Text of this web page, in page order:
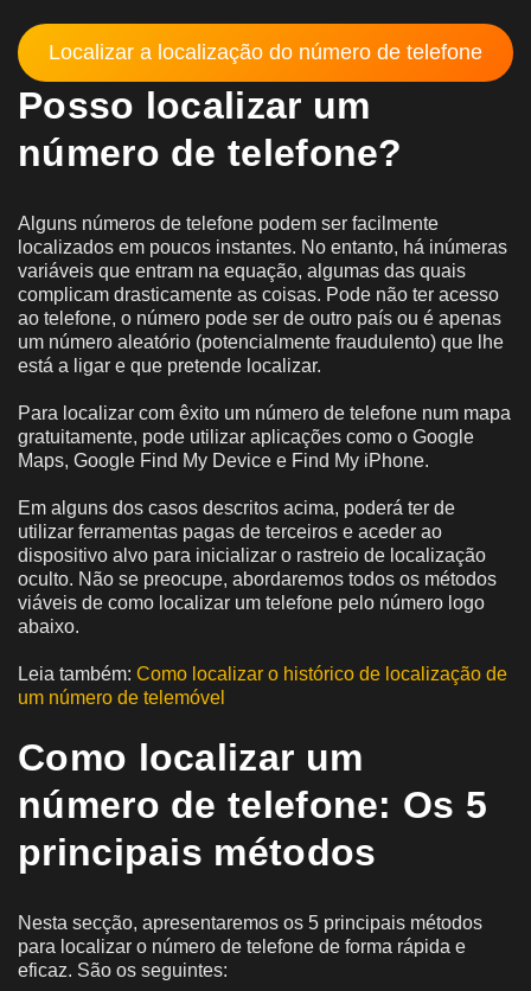
Localizar a localização do número de telefone
Posso localizar um
número de telefone?
Alguns números de telefone podem ser facilmente
localizados em poucos instantes. No entanto, há inúmeras
variáveis que entram na equação, algumas das quais
complicam drasticamente as coisas. Pode não ter acesso
ao telefone, o número pode ser de outro país ou é apenas
um número aleatório (potencialmente fraudulento) que lhe
está a ligar e que pretende localizar.
Para localizar com êxito um número de telefone num mapa
gratuitamente, pode utilizar aplicações como o Google
Maps, Google Find My Device e Find My iPhone.
Em alguns dos casos descritos acima, poderá ter de
utilizar ferramentas pagas de terceiros e aceder ao
dispositivo alvo para inicializar o rastreio de localização
oculto. Não se preocupe, abordaremos todos os métodos
viáveis de como localizar um telefone pelo número logo
abaixo.
Leia também: Como localizar o histórico de localização de
um número de telemóvel
Como localizar um
número de telefone: Os 5
principais métodos
Nesta secção, apresentaremos os 5 principais métodos
para localizar o número de telefone de forma rápida e
eficaz. São os seguintes: